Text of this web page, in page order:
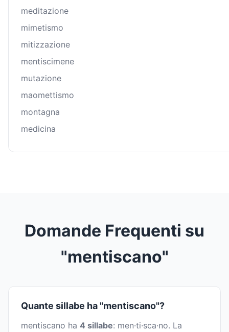
meditazione
mimetismo
mitizzazione
mentiscimene
mutazione
maomettismo
montagna
medicina
Domande Frequenti su
"mentiscano"
Quante sillabe ha "mentiscano"?
mentiscano ha 4 sillabe: men·ti·sca·no. La